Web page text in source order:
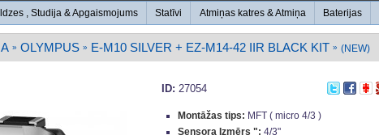
, Studija & Apgaismojums Statīvi Atmiņas katres & Atmiņa Baterijas
» OLYMPUS » E-M10 SILVER + EZ-M14-42 IIR BLACK KIT » (NEW)
ID: 27054
Montāžas tips: MFT ( micro 4/3 )
Sensora Izmērs ": 4/3"